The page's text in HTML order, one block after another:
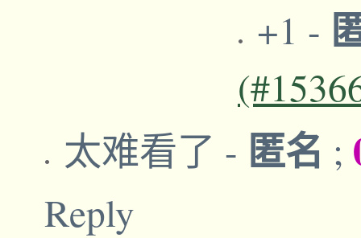
+1 -
太难看了 - 匿名 ;
Reply